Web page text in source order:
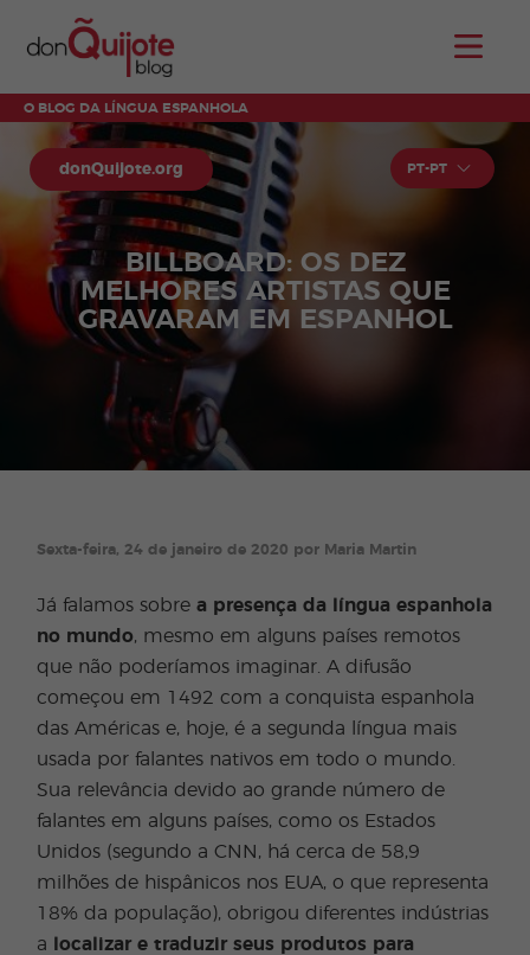
O BLOG DA LÍNGUA ESPANHOLA
donQuijote.org PT-PT
BILLBOARD: OS DEZ
MELHORES ARTISTAS QUE
GRAVARAM EM ESPANHOL
Sexta-feira, 24 de janeiro de 2020 por Maria Martin
Já falamos sobrea presença da língua espanhola
no mundo, mesmo em alguns países remotos
que não poderíamos imaginar. A difusão
começou em 1492 com a conquista espanhola
das Américas e, hoje, é a segunda língua mais
usada por falantes nativos em todo o mundo.
Sua relevância devido ao grande número de
falantes em alguns países, como os Estados
Unidos (segundo a CNN, há cerca de 58,9
milhões de hispânicos nos EUA, o que representa
18% da população), obrigou diferentes indústrias
a
localizar e traduzir seus produtos para